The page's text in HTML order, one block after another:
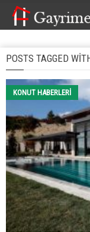
POSTS TAGGED
KONUT HABERLERI